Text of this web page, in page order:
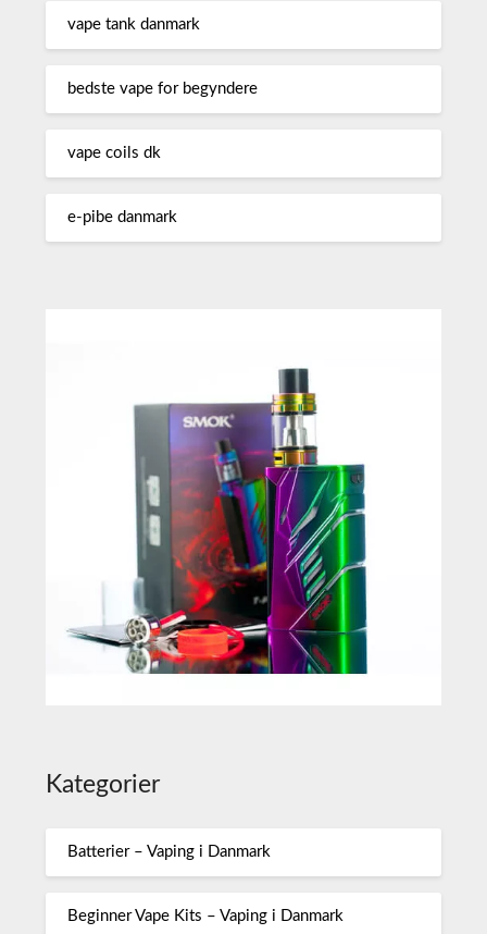
vape tank danmark
bedste vape for begyndere
vape coils dk
e-pibe danmark
Kategorier
Batterier – Vaping i Danmark
Beginner Vape Kits – Vaping i Danmark